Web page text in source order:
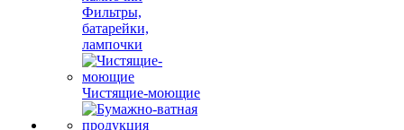
Фильтры,
батарейки,
лампочки
Чистящие-моющие